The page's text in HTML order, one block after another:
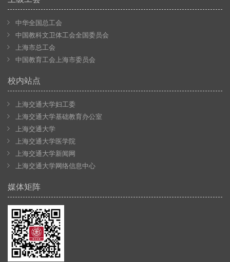
中华全国总工会
中国教科文卫体工会全国委员会
上海市总工会
中国教育工会上海市委员会
校内站点
上海交通大学妇工委
上海交通大学基础教育办公室
上海交通大学
上海交通大学医学院
上海交通大学新闻网
上海交通大学网络信息中心
媒体矩阵